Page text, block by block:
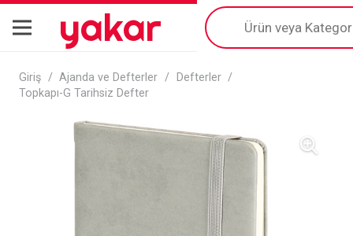
yakar
Products
search
Giriş / Ajanda ve Defterler / Defterler /
Topkapı-G Tarihsiz Defter